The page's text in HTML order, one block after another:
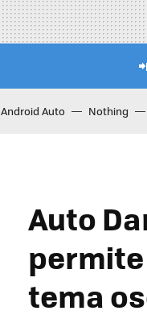
Android Auto Nothing
Auto
tema